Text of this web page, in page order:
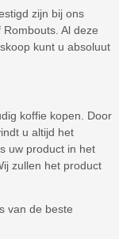
zijn bij ons
Al deze
kunt u absoluut
koffie kopen. Door
u altijd het
uw product in het
zullen het product
van de beste